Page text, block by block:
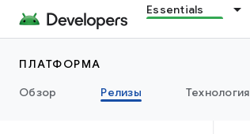
Essentials
ПЛАТФОРМА
Обзор
Релизы Технология